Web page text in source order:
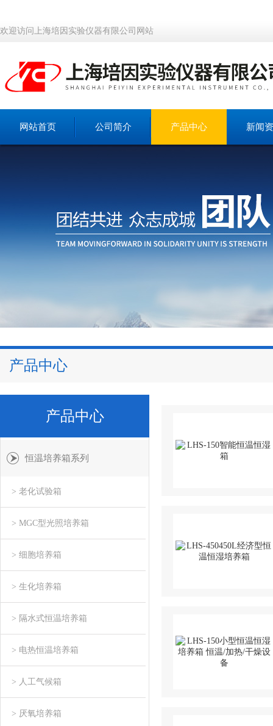
欢迎访问上海培因实验仪器有限公司网站
网站首页 公司简介 产品中心 新闻
产品中心
产品中心
恒温培养箱系列
> 老化试验箱
> MGC型光照培养箱
> 细胞培养箱
> 生化培养箱
> 隔水式恒温培养箱
> 电热恒温培养箱
> 人工气候箱
> 厌氧培养箱